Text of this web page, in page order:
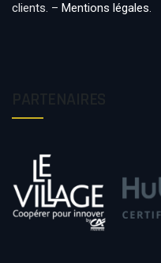
clients. – Mentions légales.